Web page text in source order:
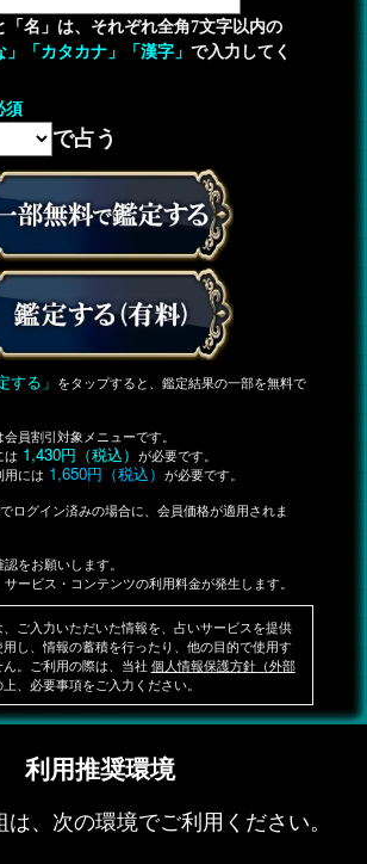
名」は、それぞれ全角7文字以内の
」「カタカナ」「漢字」で入力してく
須
で占う
する」 をタップすると、鑑定結果の一部を無料で
員割引対象メニューです。
は 1,430円（税込） が必要です。
用には 1,650円（税込） が必要です。
ログイン済みの場合に、会員価格が適用されま
をお願いします。
ービス・コンテンツの利用料金が発生します。
ご入力いただいた情報を、占いサービスを提供
し、情報の蓄積を行ったり、他の目的で使用す
。ご利用の際は、当社 個人情報保護方針（外部
、必要事項をご入力ください。
利用推奨環境
、次の環境でご利用ください。